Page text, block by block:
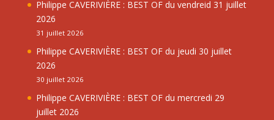
Philippe CAVERIVIÈRE : BEST OF du vendreid 31 juillet
2026
31 juillet 2026
Philippe CAVERIVIÈRE : BEST OF du jeudi 30 juillet
2026
30 juillet 2026
Philippe CAVERIVIÈRE : BEST OF du mercredi 29
juillet 2026